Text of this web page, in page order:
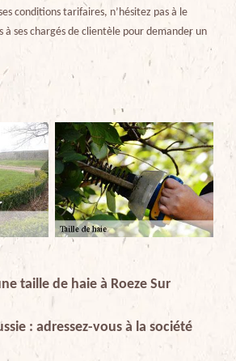
conditions tarifaires, n’hésitez pas à le
à ses chargés de clientèle pour demander un
taille de haie à Roeze Sur
: adressez-vous à la société